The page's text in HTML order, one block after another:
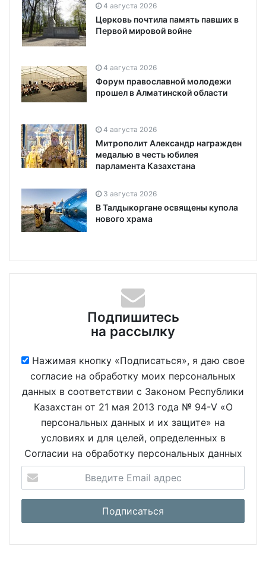
4 августа 2026
Церковь почтила память павших в
Первой мировой войне
4 августа 2026
Форум православной молодежи
прошел в Алматинской области
4 августа 2026
Митрополит Александр награжден
медалью в честь юбилея
парламента Казахстана
3 августа 2026
В Талдыкоргане освящены купола
нового храма
Подпишитесь
на рассылку
Нажимая кнопку «Подписаться», я даю свое
согласие на обработку моих персональных
данных в соответствии с Законом Республики
Казахстан от 21 мая 2013 года № 94-V «О
персональных данных и их защите» на
условиях и для целей, определенных в
Согласии на обработку персональных данных